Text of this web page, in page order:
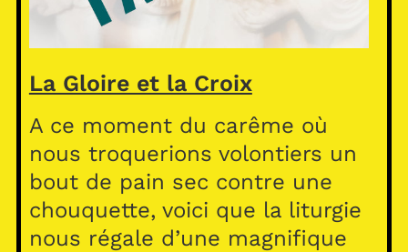
La Gloire et la Croix
A ce moment du carême où
nous troquerions volontiers un
bout de pain sec contre une
chouquette, voici que la liturgie
nous régale d’une magnifique